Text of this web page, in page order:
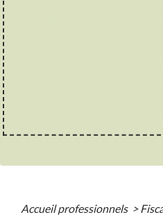
Accueil professionnels >